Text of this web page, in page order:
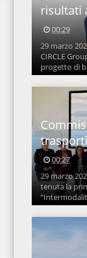
risultati
00:29
29 marzo
CIRCLE
progetto di
00:27
29 marzo
tenuta la